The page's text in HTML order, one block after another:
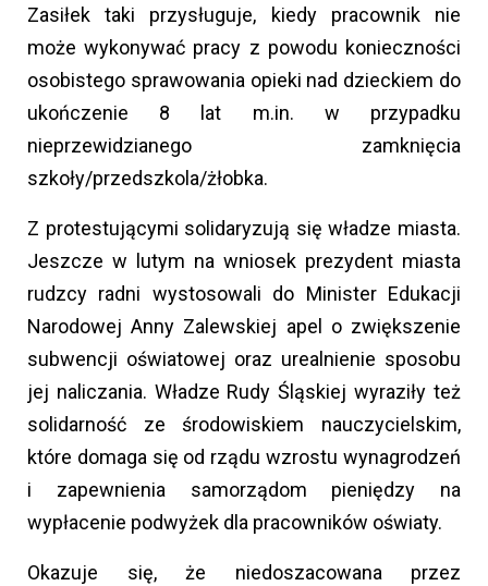
Zasiłek taki przysługuje, kiedy pracownik nie
może wykonywać pracy z powodu konieczności
osobistego sprawowania opieki nad dzieckiem do
ukończenie 8 lat m.in. w przypadku
nieprzewidzianego zamknięcia
szkoły/przedszkola/żłobka.
Z protestującymi solidaryzują się władze miasta.
Jeszcze w lutym na wniosek prezydent miasta
rudzcy radni wystosowali do Minister Edukacji
Narodowej Anny Zalewskiej apel o zwiększenie
subwencji oświatowej oraz urealnienie sposobu
jej naliczania. Władze Rudy Śląskiej wyraziły też
solidarność ze środowiskiem nauczycielskim,
które domaga się od rządu wzrostu wynagrodzeń
i zapewnienia samorządom pieniędzy na
wypłacenie podwyżek dla pracowników oświaty.
Okazuje się, że niedoszacowana przez